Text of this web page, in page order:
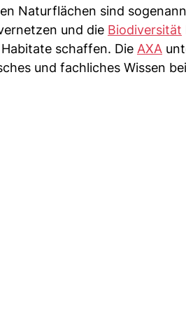
Naturflächen sind
und die Biodiversität
schaffen. Die AXA
und fachliches Wissen